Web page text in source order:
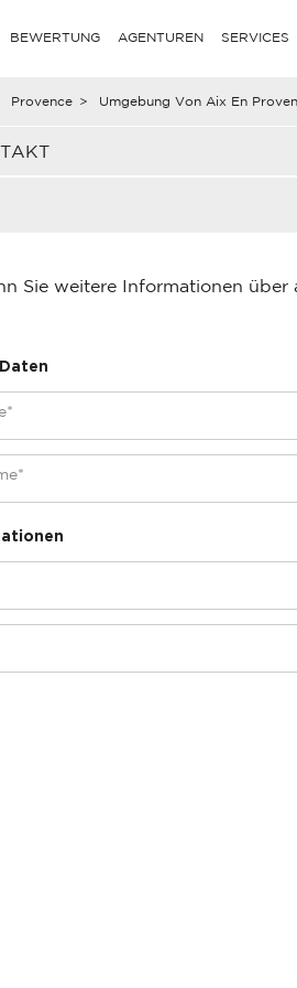
BEWERTUNG AGENTUREN SERVICES
Provence > Umgebung Von Aix En
Sie weitere Informationen